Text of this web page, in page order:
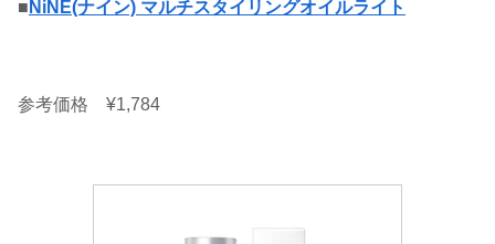
■ NiNE(ナイン) マルチスタイリングオイルライト
参考価格 ¥1,784